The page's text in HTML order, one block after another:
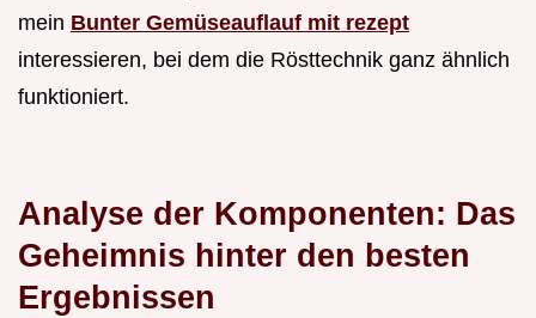
mein Bunter Gemüseauflauf mit rezept
interessieren, bei dem die Rösttechnik ganz ähnlich
funktioniert.
Analyse der Komponenten: Das
Geheimnis hinter den besten
Ergebnissen